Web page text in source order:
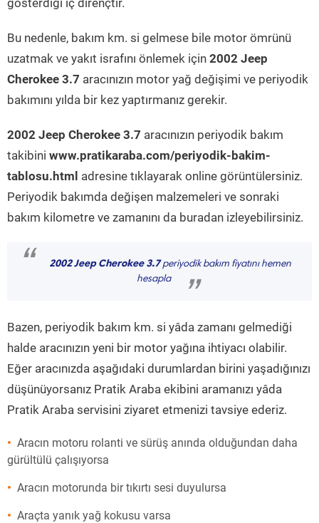
gösterdiği iç dirençtir.
Bu nedenle, bakım km. si gelmese bile motor ömrünü
uzatmak ve yakıt israfını önlemek için 2002 Jeep
Cherokee 3.7 aracınızın motor yağ değişimi ve periyodik
bakımını yılda bir kez yaptırmanız gerekir.
2002 Jeep Cherokee 3.7 aracınızın periyodik bakım
takibini www.pratikaraba.com/periyodik-bakim-
tablosu.html adresine tıklayarak online görüntülersiniz.
Periyodik bakımda değişen malzemeleri ve sonraki
bakım kilometre ve zamanını da buradan izleyebilirsiniz.
“ 2002 Jeep Cherokee 3.7periyodik bakım fiyatını hemen
hesapla
”
Bazen, periyodik bakım km. si yâda zamanı gelmediği
halde aracınızın yeni bir motor yağına ihtiyacı olabilir.
Eğer aracınızda aşağıdaki durumlardan birini yaşadığınızı
düşünüyorsanız Pratik Araba ekibini aramanızı yâda
Pratik Araba servisini ziyaret etmenizi tavsiye ederiz.
Aracın motoru rolanti ve sürüş anında olduğundan daha
gürültülü çalışıyorsa
Aracın motorunda bir tıkırtı sesi duyulursa
Araçta yanık yağ kokusu varsa